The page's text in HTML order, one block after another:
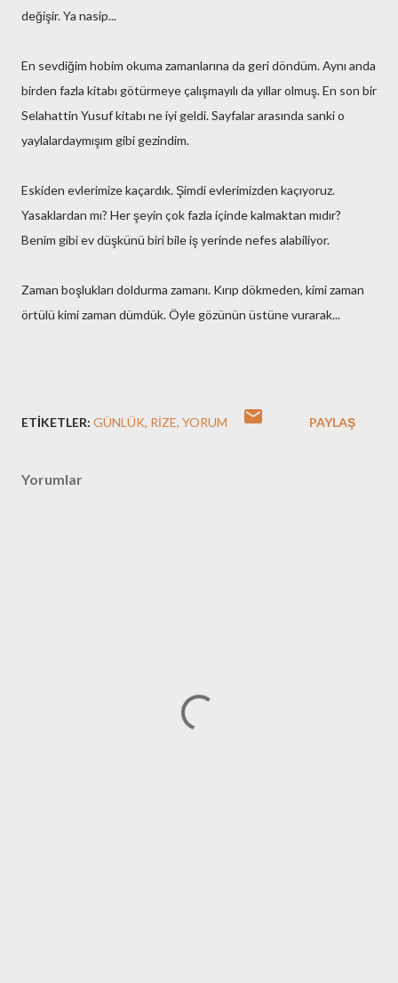
değişir. Ya nasip...
En sevdiğim hobim okuma zamanlarına da geri döndüm. Aynı anda
birden fazla kitabı götürmeye çalışmayılı da yıllar olmuş. En son bir
Selahattin Yusuf kitabı ne iyi geldi. Sayfalar arasında sanki o
yaylalardaymışım gibi gezindim.
Eskiden evlerimize kaçardık. Şimdi evlerimizden kaçıyoruz.
Yasaklardan mı? Her şeyin çok fazla içinde kalmaktan mıdır?
Benim gibi ev düşkünü biri bile iş yerinde nefes alabiliyor.
Zaman boşlukları doldurma zamanı. Kırıp dökmeden, kimi zaman
örtülü kimi zaman dümdük. Öyle gözünün üstüne vurarak...
ETIKETLER: GÜNLÜK RIZE YORUM PAYLAŞ
Yorumlar